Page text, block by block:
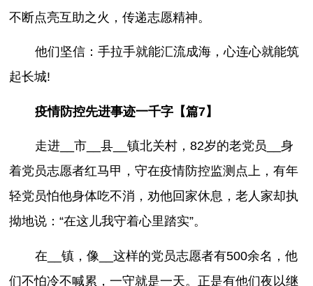
不断点亮互助之火，传递志愿精神。
他们坚信：手拉手就能汇流成海，心连心就能筑
起长城!
疫情防控先进事迹一千字【篇7】
走进__市__县__镇北关村，82岁的老党员__身
着党员志愿者红马甲，守在疫情防控监测点上，有年
轻党员怕他身体吃不消，劝他回家休息，老人家却执
拗地说：“在这儿我守着心里踏实”。
在__镇，像__这样的党员志愿者有500余名，他
们不怕冷不喊累，一守就是一天。正是有他们夜以继